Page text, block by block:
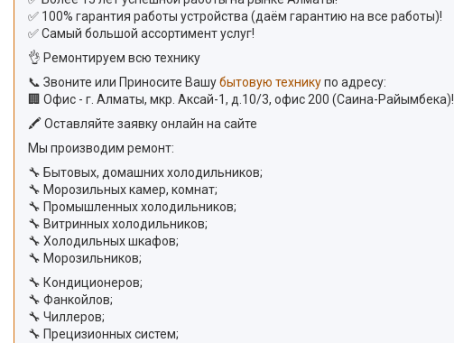
✅ 100% гарантия работы устройства (даём гарантию на все работы)!
✅ Самый большой ассортимент услуг!
👌 Ремонтируем всю технику
📞 Звоните или Приносите Вашубытовую техникупо адресу:
🏢 Офис - г. Алматы, мкр. Аксай-1, д.10/3, офис 200 (Саина-Райымбека)!
🖍 Оставляйте заявку онлайн на сайте
Мы производим ремонт:
🔧 Бытовых, домашних холодильников;
🔧 Морозильных камер, комнат;
🔧 Промышленных холодильников;
🔧 Витринных холодильников;
🔧 Холодильных шкафов;
🔧 Морозильников;
🔧 Кондиционеров;
🔧 Фанкойлов;
🔧 Чиллеров;
🔧 Прецизионных систем;